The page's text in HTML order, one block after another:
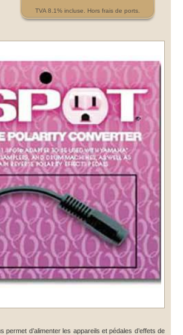
TVA 8.1% incluse. Hors frais de ports.
permet d’alimenter les appareils et pédales d’effets de